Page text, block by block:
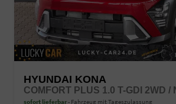
HYUNDAI KONA
sofort lieferbar Fahrzeug mit Tageszulassung